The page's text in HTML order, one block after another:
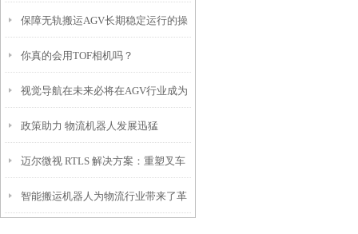
保障无轨搬运AGV长期稳定运行的操
作规范
你真的会用TOF相机吗？
视觉导航在未来必将在AGV行业成为
主流
政策助力 物流机器人发展迅猛
迈尔微视 RTLS 解决方案：重塑叉车
定位与作业效率
智能搬运机器人为物流行业带来了革